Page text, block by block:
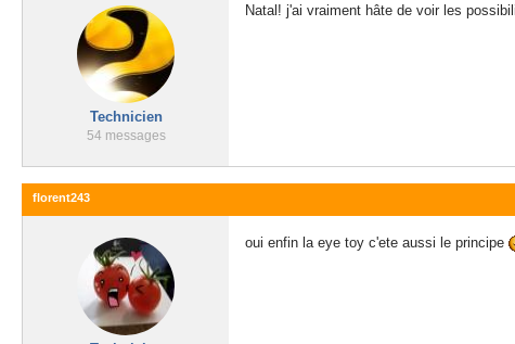
Technicien
54 messages
Natal! j'ai vraiment hâte de voir les
florent243
oui enfin la eye toy c'ete aussi le principe